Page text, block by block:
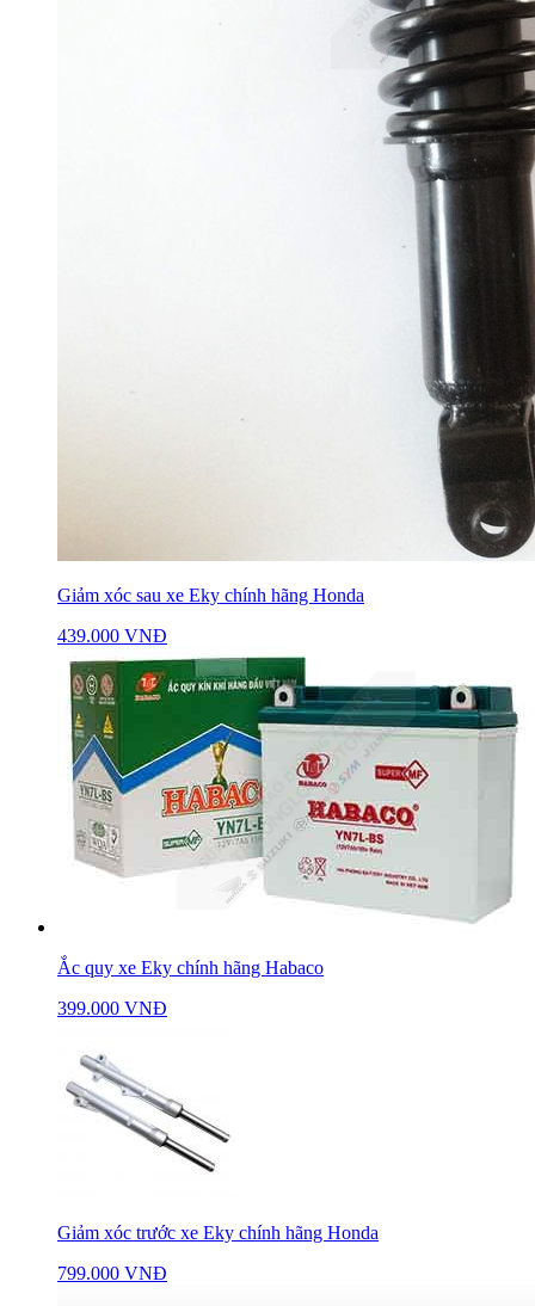
Giảm xóc sau xe Eky chính hãng Honda
439.000 VNĐ
Ắc quy xe Eky chính hãng Habaco
399.000 VNĐ
Giảm xóc trước xe Eky chính hãng Honda
799.000 VNĐ